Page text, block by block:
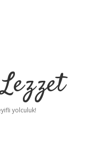
yolculuk!